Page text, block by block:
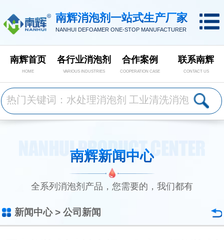
南辉消泡剂一站式生产厂家
NANHUI DEFOAMER ONE-STOP MANUFACTURER
南辉首页
HOME
各行业消泡剂
VARIOUS INDUSTRIES
合作案例
COOPERATION CASE
联系南辉
CONTACT US
南辉新闻中心
全系列消泡剂产品，您需要的，我们都有
新闻中心> 公司新闻